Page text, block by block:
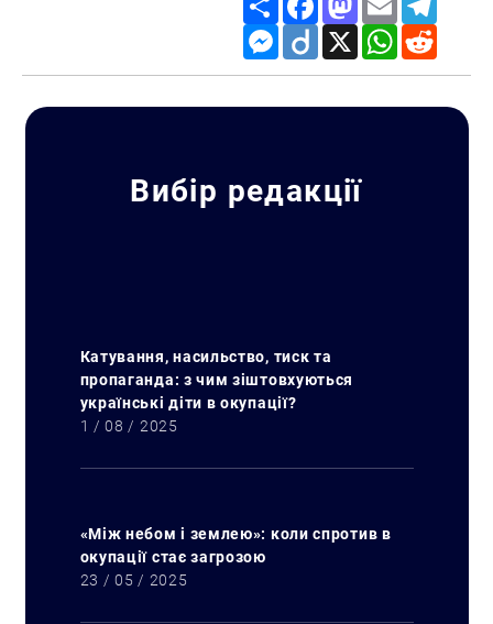
Messenger
Diigo X WhatsApp
Вибір редакції
Катування, насильство, тиск та
пропаганда: з чим зіштовхуються
українські діти в окупації?
1 / 08 / 2025
«Між небом і землею»: коли спротив в
окупації стає загрозою
23 / 05 / 2025